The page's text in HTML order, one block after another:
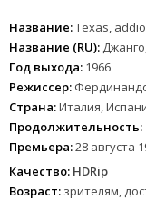
Название:Texas, addio
Название (RU):
Год выхода: 1966
Режиссер:
Страна:Италия,
Продолжительность:
Премьера:28 августа
Качество: HDRip
Возраст: зрителям,